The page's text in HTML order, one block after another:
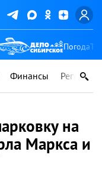
Погода
Финансы Регионы
на
Маркса и